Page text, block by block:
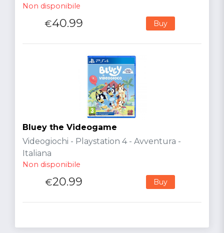
Non disponibile
€40.99 Buy
Bluey the Videogame
Videogiochi - Playstation 4 - Avventura -
Italiana
Non disponibile
€20.99 Buy